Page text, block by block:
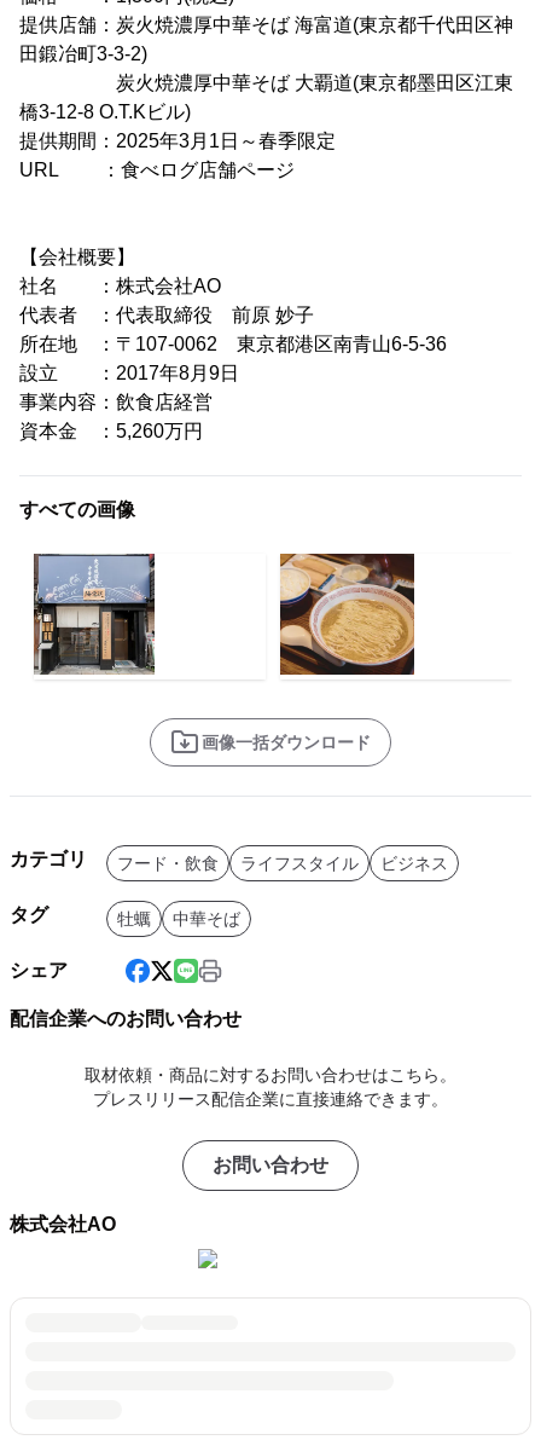
提供店舗：炭火焼濃厚中華そば 海富道(東京都千代田区神
田鍛冶町3-3-2)
炭火焼濃厚中華そば 大覇道(東京都墨田区江東
橋3-12-8 O.T.Kビル)
提供期間：2025年3月1日～春季限定
URL ：食べログ店舗ページ
【会社概要】
社名 ：株式会社AO
代表者 ：代表取締役 前原 妙子
所在地 ：〒107-0062 東京都港区南青山6-5-36
設立 ：2017年8月9日
事業内容：飲食店経営
資本金 ：5,260万円
すべての画像
画像一括ダウンロード
カテゴリ フード・飲食 ライフスタイル ビジネス
タグ 牡蠣 中華そば
シェア
配信企業へのお問い合わせ
取材依頼・商品に対するお問い合わせはこちら。
プレスリリース配信企業に直接連絡できます。
お問い合わせ
株式会社AO